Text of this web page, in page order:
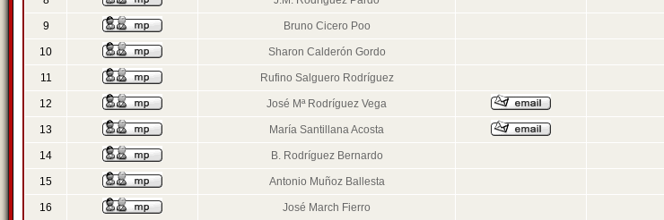
9 Bruno Cicero Poo
10 Sharon Calderón Gordo
11 Rufino Salguero Rodríguez
12 José Mª Rodríguez Vega
13 María Santillana Acosta
14 B. Rodríguez Bernardo
15 Antonio Muñoz Ballesta
16 José March Fierro